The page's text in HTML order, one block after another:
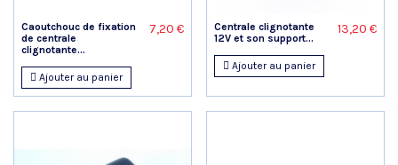
Caoutchouc de fixation
de centrale
clignotante...
7,20 €
Ajouter au panier
Centrale clignotante
12V et son support...
13,20 €
Ajouter au panier